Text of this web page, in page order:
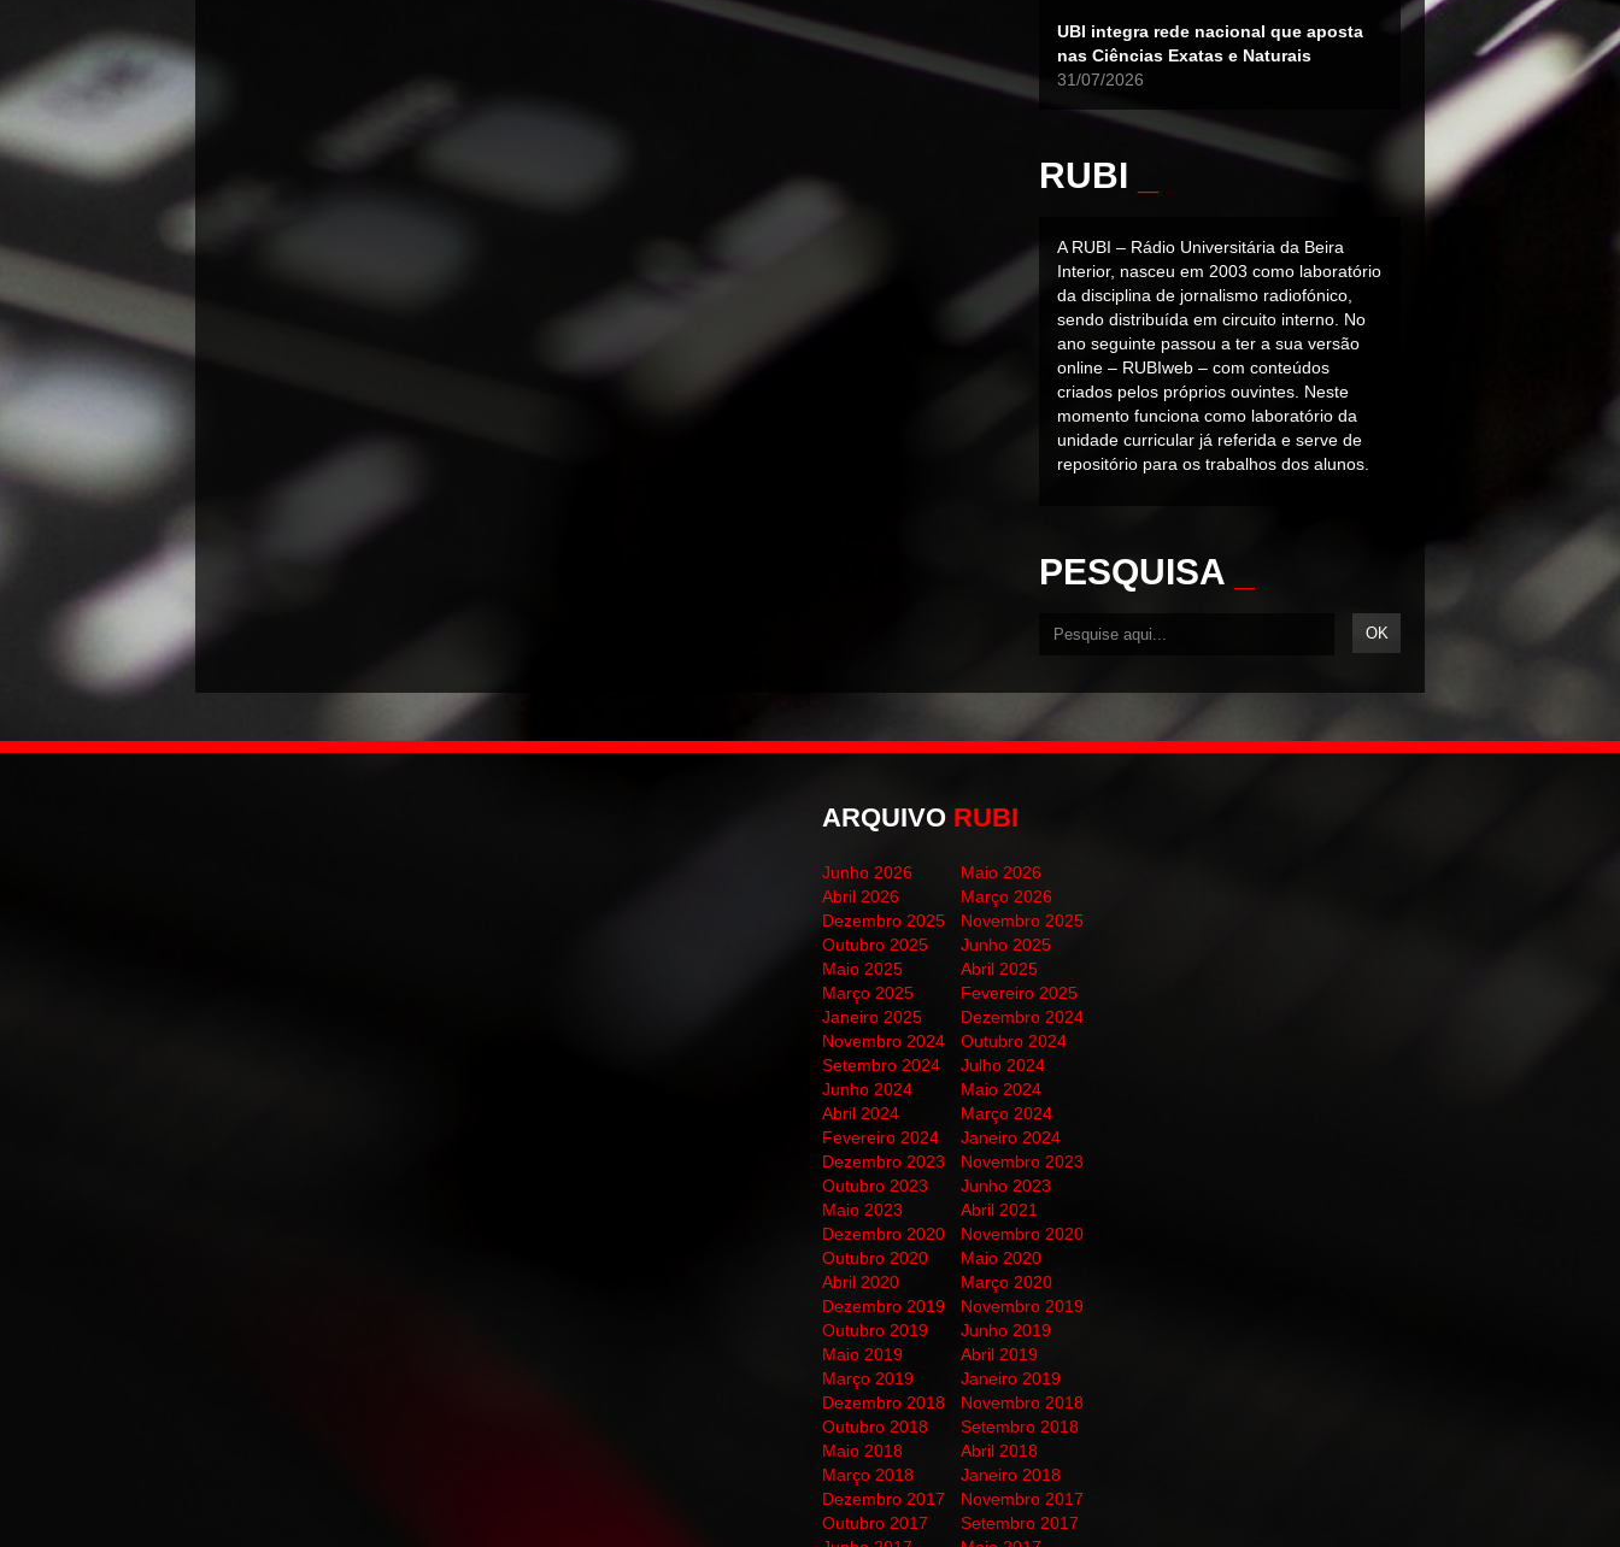
UBI integra rede nacional que aposta
nas Ciências Exatas e Naturais
31/07/2026
RUBI
A RUBI – Rádio Universitária da Beira
Interior, nasceu em 2003 como laboratório
da disciplina de jornalismo radiofónico,
sendo distribuída em circuito interno. No
ano seguinte passou a ter a sua versão
online – RUBIweb – com conteúdos
criados pelos próprios ouvintes. Neste
momento funciona como laboratório da
unidade curricular já referida e serve de
repositório para os trabalhos dos alunos.
PESQUISA
ARQUIVO RUBI
Junho 2026
Maio 2026
Abril 2026
Março 2026
Dezembro 2025
Novembro 2025
Outubro 2025
Junho 2025
Maio 2025
Abril 2025
Março 2025
Fevereiro 2025
Janeiro 2025
Dezembro 2024
Novembro 2024
Outubro 2024
Setembro 2024
Julho 2024
Junho 2024
Maio 2024
Abril 2024
Março 2024
Fevereiro 2024
Janeiro 2024
Dezembro 2023
Novembro 2023
Outubro 2023
Junho 2023
Maio 2023
Abril 2021
Dezembro 2020
Novembro 2020
Outubro 2020
Maio 2020
Abril 2020
Março 2020
Dezembro 2019
Novembro 2019
Outubro 2019
Junho 2019
Maio 2019
Abril 2019
Março 2019
Janeiro 2019
Dezembro 2018
Novembro 2018
Outubro 2018
Setembro 2018
Maio 2018
Abril 2018
Março 2018
Janeiro 2018
Dezembro 2017
Novembro 2017
Outubro 2017
Setembro 2017